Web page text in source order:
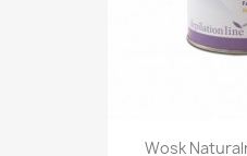
Wosk